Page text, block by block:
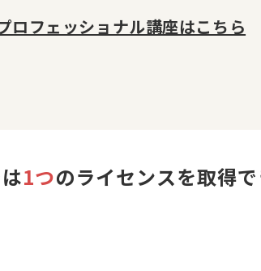
ロフェッショナル講座はこちら
1つのライセンスを取得